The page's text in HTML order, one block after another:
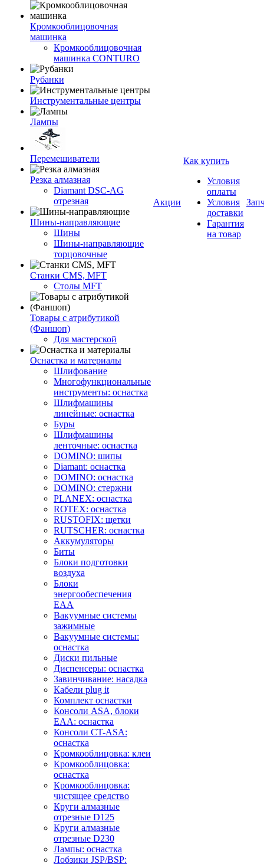
Кромкооблицовочная
машинка
Кромкооблицовочная
машинка CONTURO
Рубанки
Инструментальные центры
Лампы
Перемешиватели
Резка алмазная
Diamant DSC-AG
отрезная
Шины-направляющие
Шины
Шины-направляющие
торцовочные
Станки CMS, MFT
Столы MFT
Товары с атрибутикой
(Фаншоп)
Для мастерской
Оснастка и материалы
Шлифование
Многофункциональные
инструменты: оснастка
Шлифмашины
линейные: оснастка
Буры
Шлифмашины
ленточные: оснастка
DOMINO: шипы
Diamant: оснастка
DOMINO: оснастка
DOMINO: стержни
PLANEX: оснастка
ROTEX: оснастка
RUSTOFIX: щетки
RUTSCHER: оснастка
Аккумуляторы
Биты
Блоки подготовки
воздуха
Блоки
энергообеспечения
EAA
Вакуумные системы
зажимные
Вакуумные системы:
оснастка
Диски пильные
Диспенсеры: оснастка
Завинчивание: насадка
Кабели plug it
Комплект оснастки
Консоли ASA, блоки
EAA: оснастка
Консоли CT-ASA:
оснастка
Кромкооблицовка: клеи
Кромкооблицовка:
оснастка
Кромкооблицовка:
чистящее средство
Круги алмазные
отрезные D125
Круги алмазные
отрезные D230
Лампы: оснастка
Лобзики JSP/BSP:
Акции
Как купить
Условия
оплаты
Условия
доставки
Гарантия
на товар